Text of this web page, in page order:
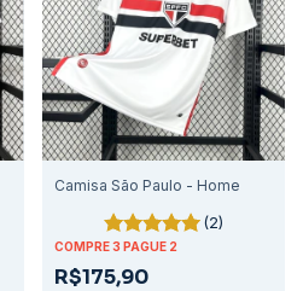
Camisa São Paulo - Home
(2)
COMPRE 3 PAGUE 2
R$175,90